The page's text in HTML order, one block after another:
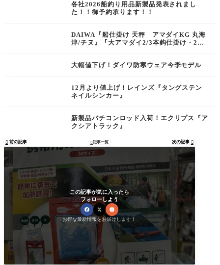
各社2026船釣り用品新製品発表されまし
た！！御予約承ります！！
DAIWA『船仕掛け 天秤 アマダイKG 丸海
津/チヌ』『大アマダイ2/3本鈎仕掛け・2本
大幅値下げ！ダイワ防寒ウェア今季モデル
12月より値上げ！レインズ『タングステン
ネイルシンカー』
新製品バチコンロッド入荷！エクリプス『ア
クシアトラック』
 前の記事 記事一覧 次の記事 
この記事が気に入ったら
フォローしよう
お得な最新情報をお届けします！